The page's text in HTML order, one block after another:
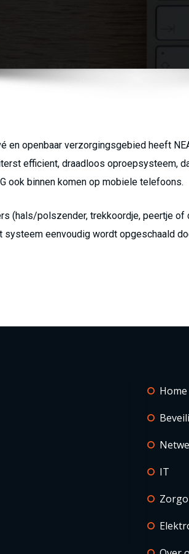
en openbaar verzorgingsgebied heeft
efficient, draadloos oproepsysteem,
ook binnen komen op mobiele telefoons.
(hals/polszender, trekkoordje, peertje
eenvoudig wordt opgeschaald
Home
IT